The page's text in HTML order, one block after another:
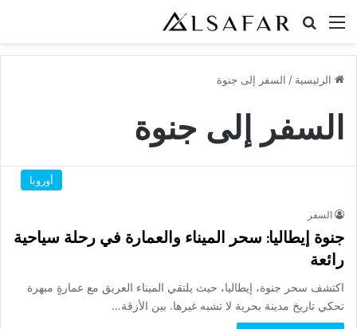
القائمة بحث عن
الرئيسية / السفر إلى جنوة
السفر إلى جنوة
أوروبا
السفر
جنوة إيطاليا: سحر الميناء والعمارة في رحلة سياحية
رائعة
اكتشف سحر جنوة، إيطاليا، حيث يلتقي الميناء العريق مع عمارةٍ مبهرة
تحكي تاريخ مدينة بحرية لا تشبه غيرها. بين الأزقة…